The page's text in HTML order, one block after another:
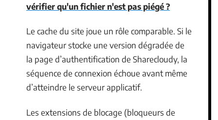
vérifier qu'un fichier n'est pas piégé ?
Le cache du site joue un rôle comparable. Si le
navigateur stocke une version dégradée de
la page d’authentification de Sharecloudy, la
séquence de connexion échoue avant même
d’atteindre le serveur applicatif.
Les extensions de blocage (bloqueurs de